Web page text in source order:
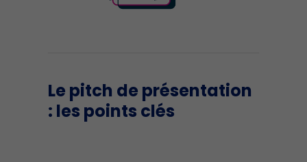
Le pitch de présentation
: les points clés